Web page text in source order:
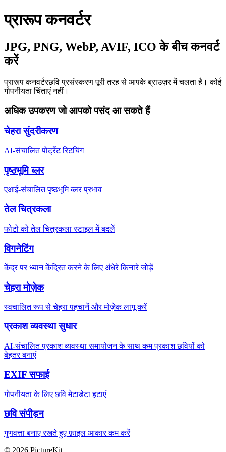
प्रारूप कनवर्टर
JPG, PNG, WebP, AVIF, ICO के बीच कनवर्ट
करें
प्रारूप कनवर्टरछवि प्रसंस्करण पूरी तरह से आपके ब्राउज़र में चलता है। कोई
गोपनीयता चिंताएं नहीं।
अधिक उपकरण जो आपको पसंद आ सकते हैं
चेहरा सुंदरीकरण
AI-संचालित पोर्ट्रेट रिटचिंग
पृष्ठभूमि ब्लर
एआई-संचालित पृष्ठभूमि ब्लर प्रभाव
तेल चित्रकला
फोटो को तेल चित्रकला स्टाइल में बदलें
विगनेटिंग
केंद्र पर ध्यान केंद्रित करने के लिए अंधेरे किनारे जोड़ें
चेहरा मोज़ेक
स्वचालित रूप से चेहरा पहचानें और मोज़ेक लागू करें
प्रकाश व्यवस्था सुधार
AI-संचालित प्रकाश व्यवस्था समायोजन के साथ कम प्रकाश छवियों को
बेहतर बनाएं
EXIF सफाई
गोपनीयता के लिए छवि मेटाडेटा हटाएं
छवि संपीड़न
गुणवत्ता बनाए रखते हुए फ़ाइल आकार कम करें
© 2026 PictureKit